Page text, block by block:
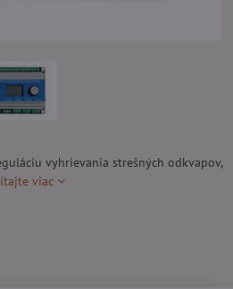
vyhrievania strešných odkvapov,
viac